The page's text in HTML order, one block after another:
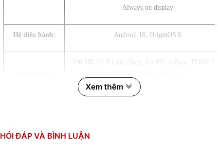
Always-on display
Hệ điều hành: Android 16, OriginOS 6
200 MP, f/1.8 (góc rộng), 1/1.95", 0.8µm, PDAF,
Quay phim: 4K, 1080p, gyro-EIS, OIS
Xem thêm
HỎI ĐÁP VÀ BÌNH LUẬN